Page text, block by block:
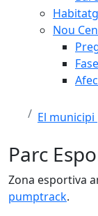
Nou
El municipi
Parc
Zona esportiva
pumptrack.